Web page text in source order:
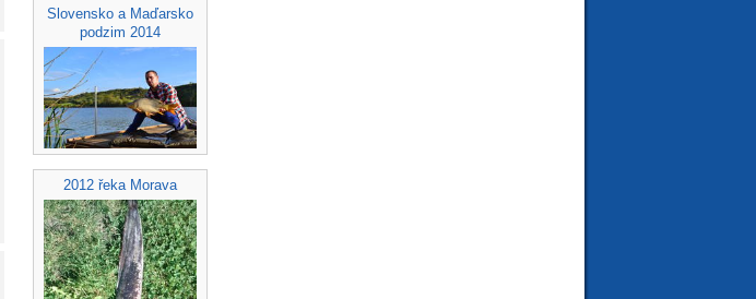
Slovensko a Maďarsko
podzim 2014
2012 řeka Morava